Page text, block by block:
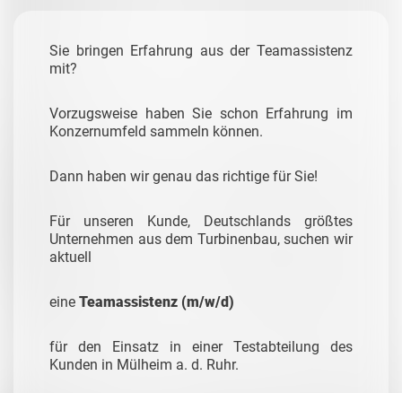
Sie bringen Erfahrung aus der Teamassistenz
mit?
Vorzugsweise haben Sie schon Erfahrung im
Konzernumfeld sammeln können.
Dann haben wir genau das richtige für Sie!
Für unseren Kunde, Deutschlands größtes
Unternehmen aus dem Turbinenbau, suchen wir
aktuell
eine Teamassistenz (m/w/d)
für den Einsatz in einer Testabteilung des
Kunden in Mülheim a. d. Ruhr.